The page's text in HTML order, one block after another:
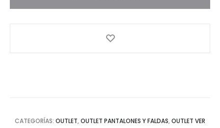
CATEGORÍAS: OUTLET, OUTLET PANTALONES Y FALDAS, OUTLET VER